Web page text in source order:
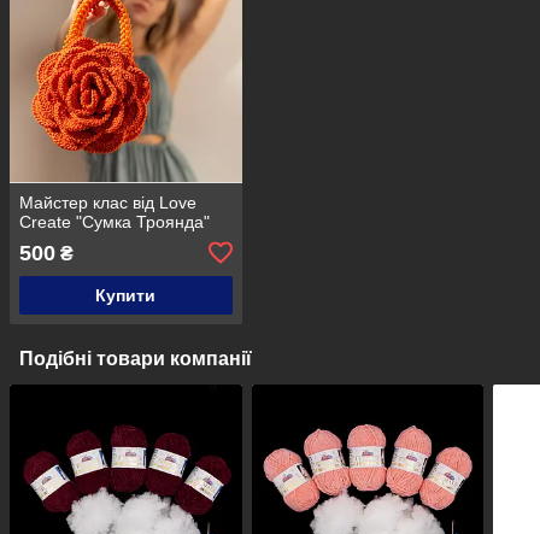
Майстер клас від Love
Create "Сумка Троянда"
500 ₴
Купити
Подібні товари компанії